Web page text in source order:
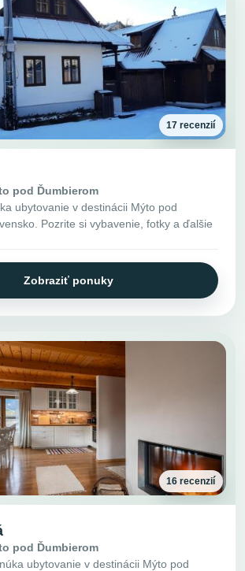
17 recenzií
pod Ďumbierom
ubytovanie v destinácii Mýto pod
Pozrite si vybavenie, fotky a ďalšie
Zobraziť ponuky
16 recenzií
pod Ďumbierom
ubytovanie v destinácii Mýto pod